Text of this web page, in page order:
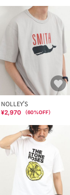
NOLLEY'S
¥2,970 （60%OFF）